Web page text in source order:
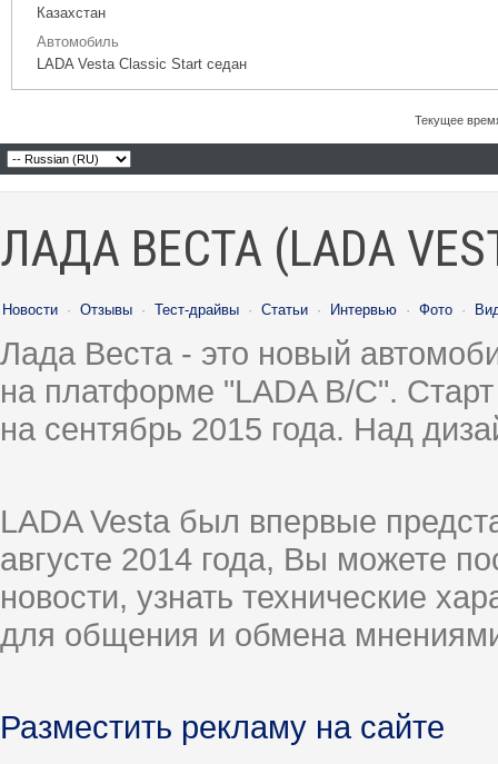
Казахстан
Автомобиль
LADA Vesta Classic Start седан
Текущее
ЛАДА ВЕСТА (LADA
Новости · Отзывы · Тест-драйвы · Статьи · Интервью · Фото ·
Лада Веста - это новый
на платформе "LADA B/C".
на сентябрь 2015 года. Над
LADA Vesta был впервые
августе 2014 года, Вы можете
новости, узнать технические
для общения и обмена
Разместить рекламу на сайте